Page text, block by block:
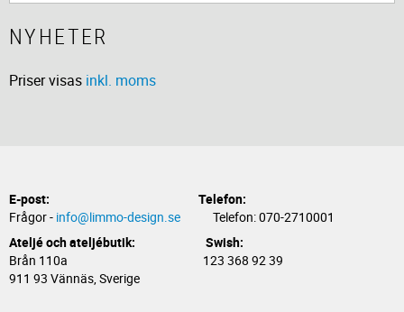
NYHETER
Priser visas inkl. moms
E-post:
Telefon:
Frågor - info@limmo-design.se Telefon: 070-2710001
Ateljé och ateljébutik: Swish:
Brån 110a 123 368 92 39
911 93 Vännäs, Sverige